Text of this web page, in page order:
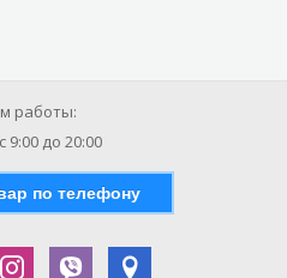
работы:
9:00 до 20:00
по телефону